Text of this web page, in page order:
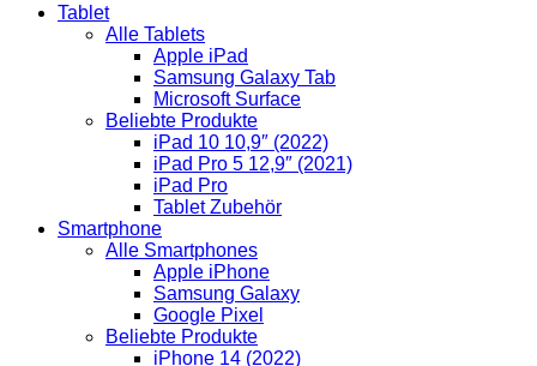
Tablet
Alle Tablets
Apple iPad
Samsung Galaxy Tab
Microsoft Surface
Beliebte Produkte
iPad 10 10,9″ (2022)
iPad Pro 5 12,9″ (2021)
iPad Pro
Tablet Zubehör
Smartphone
Alle Smartphones
Apple iPhone
Samsung Galaxy
Google Pixel
Beliebte Produkte
iPhone 14 (2022)